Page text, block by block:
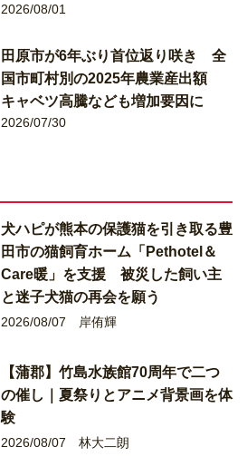
2026/08/01
田原市が6年ぶり首位返り咲き 全
国市町村別の2025年農業産出額
キャベツ高騰なども増加要因に
2026/07/30
犬ハピが熊本の保護猫を引き取る豊
田市の猫飼育ホーム「Pethotel＆
Care暖」を支援 被災した飼い主
と迷子犬猫の再会を願う
2026/08/07 岸侑輝
【蒲郡】竹島水族館70周年で二つ
の催し｜夏祭りとアニメ背景画を体
験
2026/08/07 林大二朗